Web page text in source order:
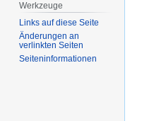
Werkzeuge
Links auf diese Seite
Änderungen an
verlinkten Seiten
Seiten­­informationen